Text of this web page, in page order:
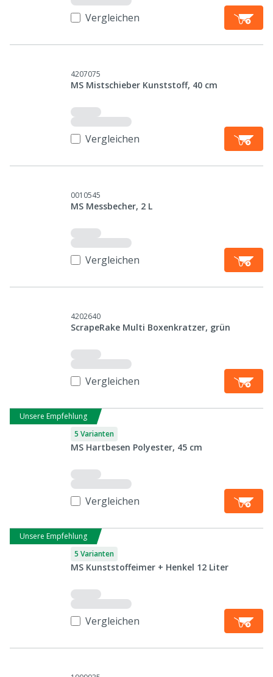
Vergleichen
4207075
MS Mistschieber Kunststoff, 40 cm
Vergleichen
0010545
MS Messbecher, 2 L
Vergleichen
4202640
ScrapeRake Multi Boxenkratzer, grün
Vergleichen
Unsere Empfehlung
5 Varianten
MS Hartbesen Polyester, 45 cm
Vergleichen
Unsere Empfehlung
5 Varianten
MS Kunststoffeimer + Henkel 12 Liter
Vergleichen